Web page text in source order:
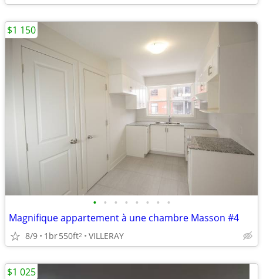
• • • • • • • •
Magnifique appartement à une chambre Masson #4
8/9 1br550ft2 VILLERAY
$1 150
$1 025